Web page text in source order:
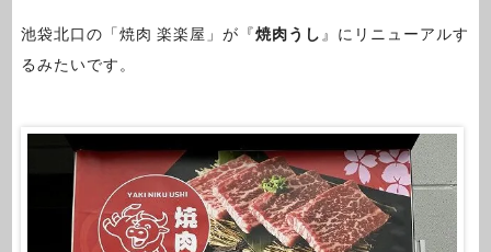
池袋北口の「焼肉 楽楽屋」が『焼肉うし 』にリニューアルす
るみたいです。